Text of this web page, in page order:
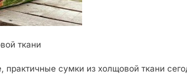
ткани
практичные сумки из холщовой ткани